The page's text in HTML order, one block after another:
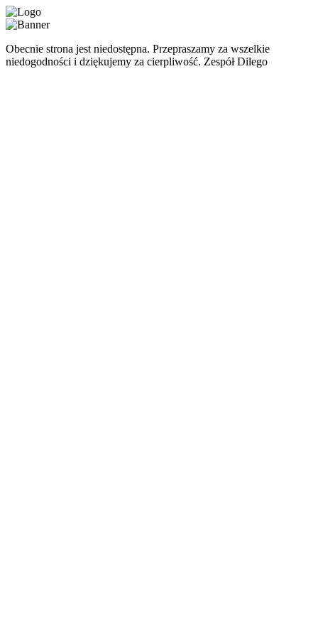
Obecnie strona jest niedostępna. Przepraszamy za wszelkie
niedogodności i dziękujemy za cierpliwość. Zespół Dilego